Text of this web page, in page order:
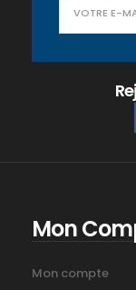
Mon
Mon compte